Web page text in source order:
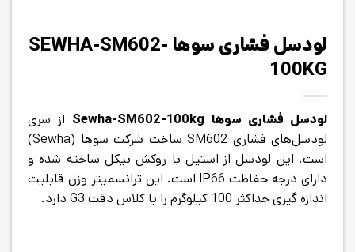
لودسل فشاری سوها SEWHA-SM602-
100KG
لودسل فشاری سوها Sewha-SM602-100kg
از سری
لودسل‌های فشاری SM602 ساخت شرکت سوها (Sewha)
است. این لودسل از استیل با روکش نیکل ساخته شده و
دارای درجه حفاظت IP66 است. این ترانسمیتر وزن قابلیت
اندازه گیری حداکثر 100 کیلوگرم را با کلاس دقت G3 دارد.